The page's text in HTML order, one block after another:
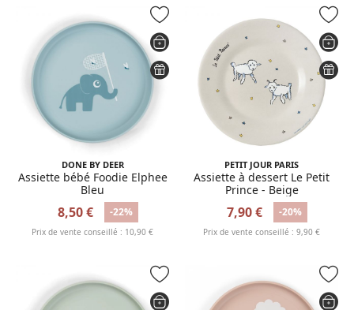
DONE BY DEER
Assiette bébé Foodie Elphee
Bleu
8,50 € -22%
Prix de vente conseillé : 10,90 €
PETIT JOUR PARIS
Assiette à dessert Le Petit
Prince - Beige
7,90 € -20%
Prix de vente conseillé : 9,90 €